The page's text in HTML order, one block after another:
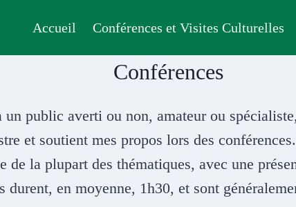
Accueil Conférences et Visites Culturelles
Conférences
public averti ou non, amateur ou
et soutient mes propos lors des
de la plupart des thématiques, avec une
durent, en moyenne, 1h30, et sont